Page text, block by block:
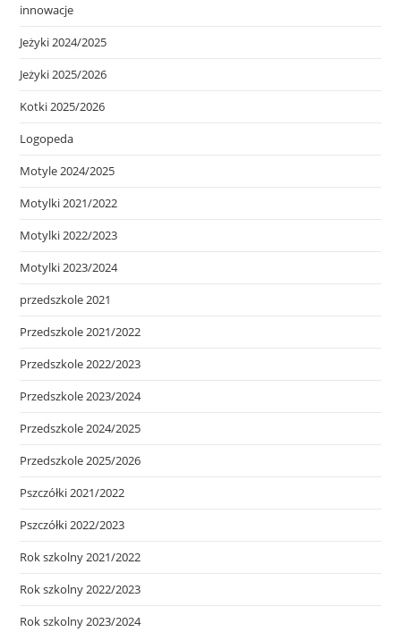
innowacje
Jeżyki 2024/2025
Jeżyki 2025/2026
Kotki 2025/2026
Logopeda
Motyle 2024/2025
Motylki 2021/2022
Motylki 2022/2023
Motylki 2023/2024
przedszkole 2021
Przedszkole 2021/2022
Przedszkole 2022/2023
Przedszkole 2023/2024
Przedszkole 2024/2025
Przedszkole 2025/2026
Pszczółki 2021/2022
Pszczółki 2022/2023
Rok szkolny 2021/2022
Rok szkolny 2022/2023
Rok szkolny 2023/2024